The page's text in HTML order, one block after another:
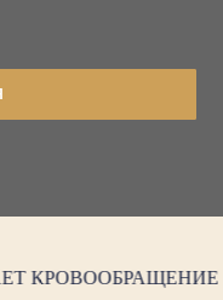
КРОВООБРАЩЕНИЕ